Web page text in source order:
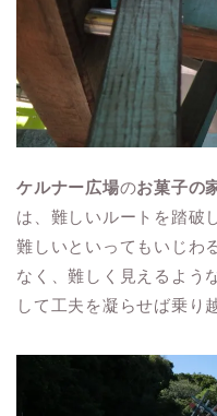
ケルナー広場のお菓子の
は、難しいルートを踏破
難しいといってもいじわ
なく、難しく見えるよう
して工夫を凝らせば乗り